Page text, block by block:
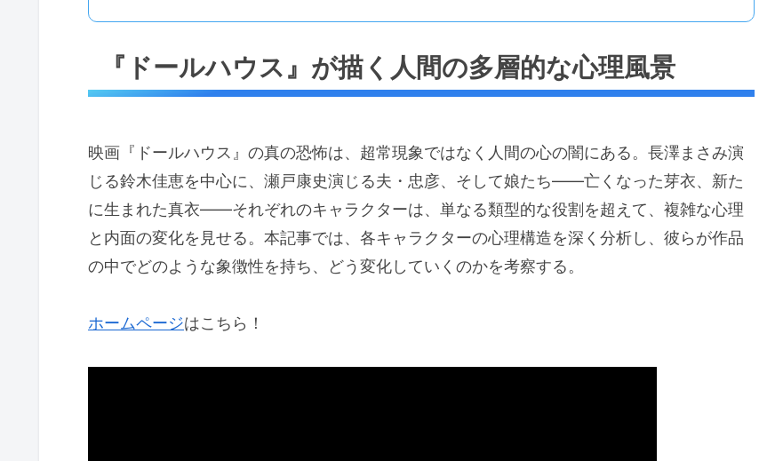
『ドールハウス』が描く人間の多層的な心理風景
映画『ドールハウス』の真の恐怖は、超常現象ではなく人間の心の闇にある。長澤まさみ演
じる鈴木佳恵を中心に、瀬戸康史演じる夫・忠彦、そして娘たち——亡くなった芽衣、新た
に生まれた真衣——それぞれのキャラクターは、単なる類型的な役割を超えて、複雑な心理
と内面の変化を見せる。本記事では、各キャラクターの心理構造を深く分析し、彼らが作品
の中でどのような象徴性を持ち、どう変化していくのかを考察する。
ホームページはこちら！